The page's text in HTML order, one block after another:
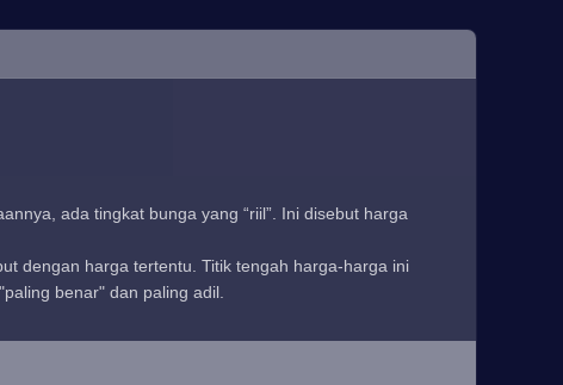
ada tingkat bunga yang “riil”. Ini disebut harga
dengan harga tertentu. Titik tengah harga-harga ini
benar" dan paling adil.